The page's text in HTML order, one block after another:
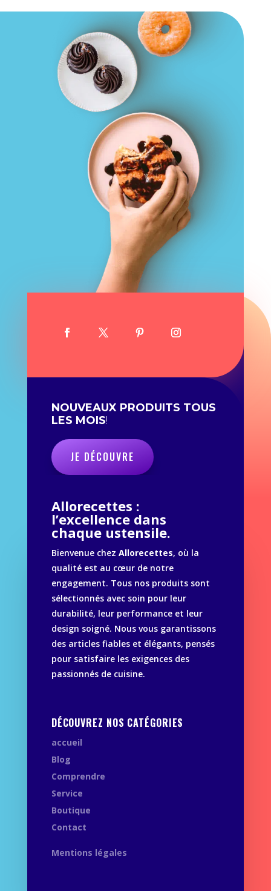
NOUVEAUX PRODUITS TOUS
LES MOIS!
JE DÉCOUVRE
Allorecettes :
l’excellence dans
chaque ustensile.
Bienvenue chez Allorecettes, où la
qualité est au cœur de notre
engagement. Tous nos produits sont
sélectionnés avec soin pour leur
durabilité, leur performance et leur
design soigné. Nous vous garantissons
des articles fiables et élégants, pensés
pour satisfaire les exigences des
passionnés de cuisine.
DÉCOUVREZ NOS CATÉGORIES
accueil
Blog
Comprendre
Service
Boutique
Contact
Mentions légales